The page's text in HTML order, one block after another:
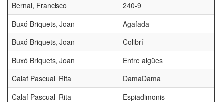
Bernal, Francisco
240-9
Buxó Briquets, Joan
Agafada
Buxó Briquets, Joan
Colibrí
Buxó Briquets, Joan
Entre aigües
Calaf Pascual, Rita
DamaDama
Calaf Pascual, Rita
Espiadimonis